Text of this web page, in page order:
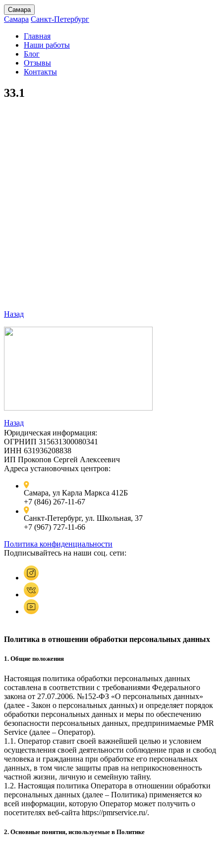
Самара
Самара Санкт-Петербург
Главная
Наши работы
Блог
Отзывы
Контакты
33.1
Назад
Назад
Юридическая информация:
ОГРНИП 315631300080341
ИНН 631936208838
ИП Прокопов Сергей Алексеевич
Адреса установочных центров:
Самара, ул Карла Маркса 412Б
+7 (846) 267-11-67
Санкт-Петербург, ул. Школьная, 37
+7 (967) 727-11-66
Политика конфиденциальности
Подписывайтесь на наши соц. сети:
Политика в отношении обработки персональных данных
1. Общие положения
Настоящая политика обработки персональных данных
составлена в соответствии с требованиями Федерального
закона от 27.07.2006. №152-ФЗ «О персональных данных»
(далее - Закон о персональных данных) и определяет порядок
обработки персональных данных и меры по обеспечению
безопасности персональных данных, предпринимаемые PMR
Service (далее – Оператор).
1.1. Оператор ставит своей важнейшей целью и условием
осуществления своей деятельности соблюдение прав и свобод
человека и гражданина при обработке его персональных
данных, в том числе защиты прав на неприкосновенность
частной жизни, личную и семейную тайну.
1.2. Настоящая политика Оператора в отношении обработки
персональных данных (далее – Политика) применяется ко
всей информации, которую Оператор может получить о
посетителях веб-сайта https://pmrservice.ru/.
2. Основные понятия, используемые в Политике